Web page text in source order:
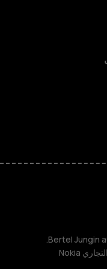
TM و © 2026 HMD Global. جميع الحقوق محفوظة. Bertel Jungin aukio 9, 02600 Espoo, Finland.
مُعرِّف الشركة: 2724044-2. شركة HMD Global Oy حاصلة على ترخيص من الاسم التجاري Nokia